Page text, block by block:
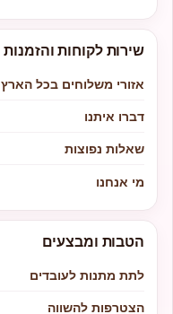
שירות לקוחות והזמנות
אזורי משלוחים בכל הארץ
דברו איתנו
שאלות נפוצות
מי אנחנו
הטבות ומבצעים
לתת מתנות לעובדים
הצטרפות להשווה